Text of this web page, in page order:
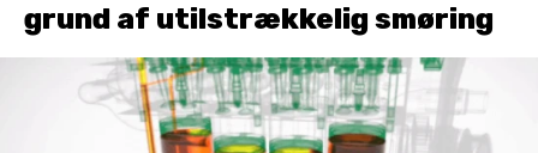
grund af utilstrækkelig smøring